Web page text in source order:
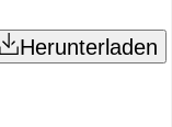
Herunterladen